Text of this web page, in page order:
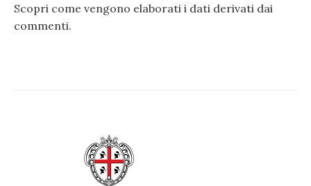
Scopri come vengono elaborati i dati derivati dai
commenti.